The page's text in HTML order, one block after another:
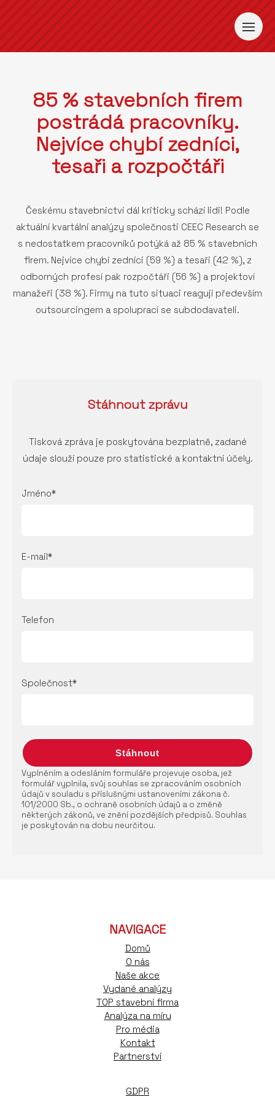
85 % stavebních firem
postrádá pracovníky.
Nejvíce chybí zedníci,
tesaři a rozpočtáři
Českému stavebnictví dál kriticky schází lidi! Podle
aktuální kvartální analýzy společnosti CEEC Research se
s nedostatkem pracovníků potýká až 85 % stavebních
firem. Nejvíce chybí zedníci (59 %) a tesaři (42 %), z
odborných profesí pak rozpočtáři (56 %) a projektoví
manažeři (38 %). Firmy na tuto situaci reagují především
outsourcingem a spoluprací se subdodavateli.
Stáhnoutzprávu
Tisková zpráva je poskytována bezplatně, zadané
údaje slouží pouze pro statistické a kontaktní účely.
Jméno*
E-mail*
Telefon
Společnost*
Vyplněním a odesláním formuláře projevuje osoba, jež
formulář vyplnila, svůj souhlas se zpracováním osobních
údajů v souladu s příslušnými ustanoveními zákona č.
101/2000 Sb., o ochraně osobních údajů a o změně
některých zákonů, ve znění pozdějších předpisů. Souhlas
je poskytován na dobu neurčitou.
NAVIGACE
Domů
O nás
Naše akce
Vydané analýzy
TOP stavební firma
Analýza na míru
Pro média
Kontakt
Partnerství
GDPR